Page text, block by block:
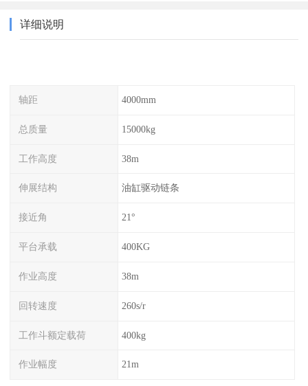
详细说明
轴距 4000mm
总质量 15000kg
工作高度 38m
伸展结构 油缸驱动链条
接近角 21°
平台承载 400KG
作业高度 38m
回转速度 260s/r
工作斗额定载荷 400kg
作业幅度 21m